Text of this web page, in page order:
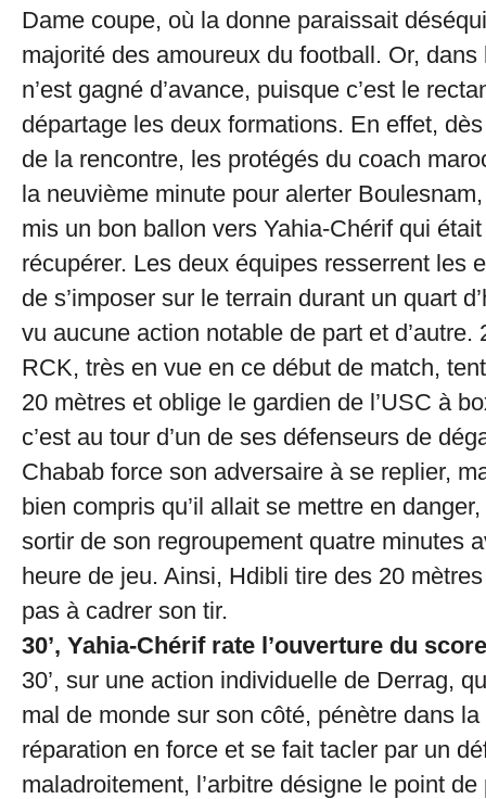
Dame coupe, où la donne paraissait
majorité des amoureux du football. Or,
n’est gagné d’avance, puisque c’est le
départage les deux formations. En effet,
de la rencontre, les protégés du coach
la neuvième minute pour alerter
mis un bon ballon vers Yahia-Chérif qui
récupérer. Les deux équipes resserrent les
de s’imposer sur le terrain durant un quart
vu aucune action notable de part et d’autre.
RCK, très en vue en ce début de match,
20 mètres et oblige le gardien de l’USC à
c’est au tour d’un de ses défenseurs de
Chabab force son adversaire à se replier,
bien compris qu’il allait se mettre en
sortir de son regroupement quatre minutes
heure de jeu. Ainsi, Hdibli tire des 20
pas à cadrer son tir.
30’, Yahia-Chérif rate l’ouverture du
30’, sur une action individuelle de Derrag,
mal de monde sur son côté, pénètre dans
réparation en force et se fait tacler par un
maladroitement, l’arbitre désigne le point